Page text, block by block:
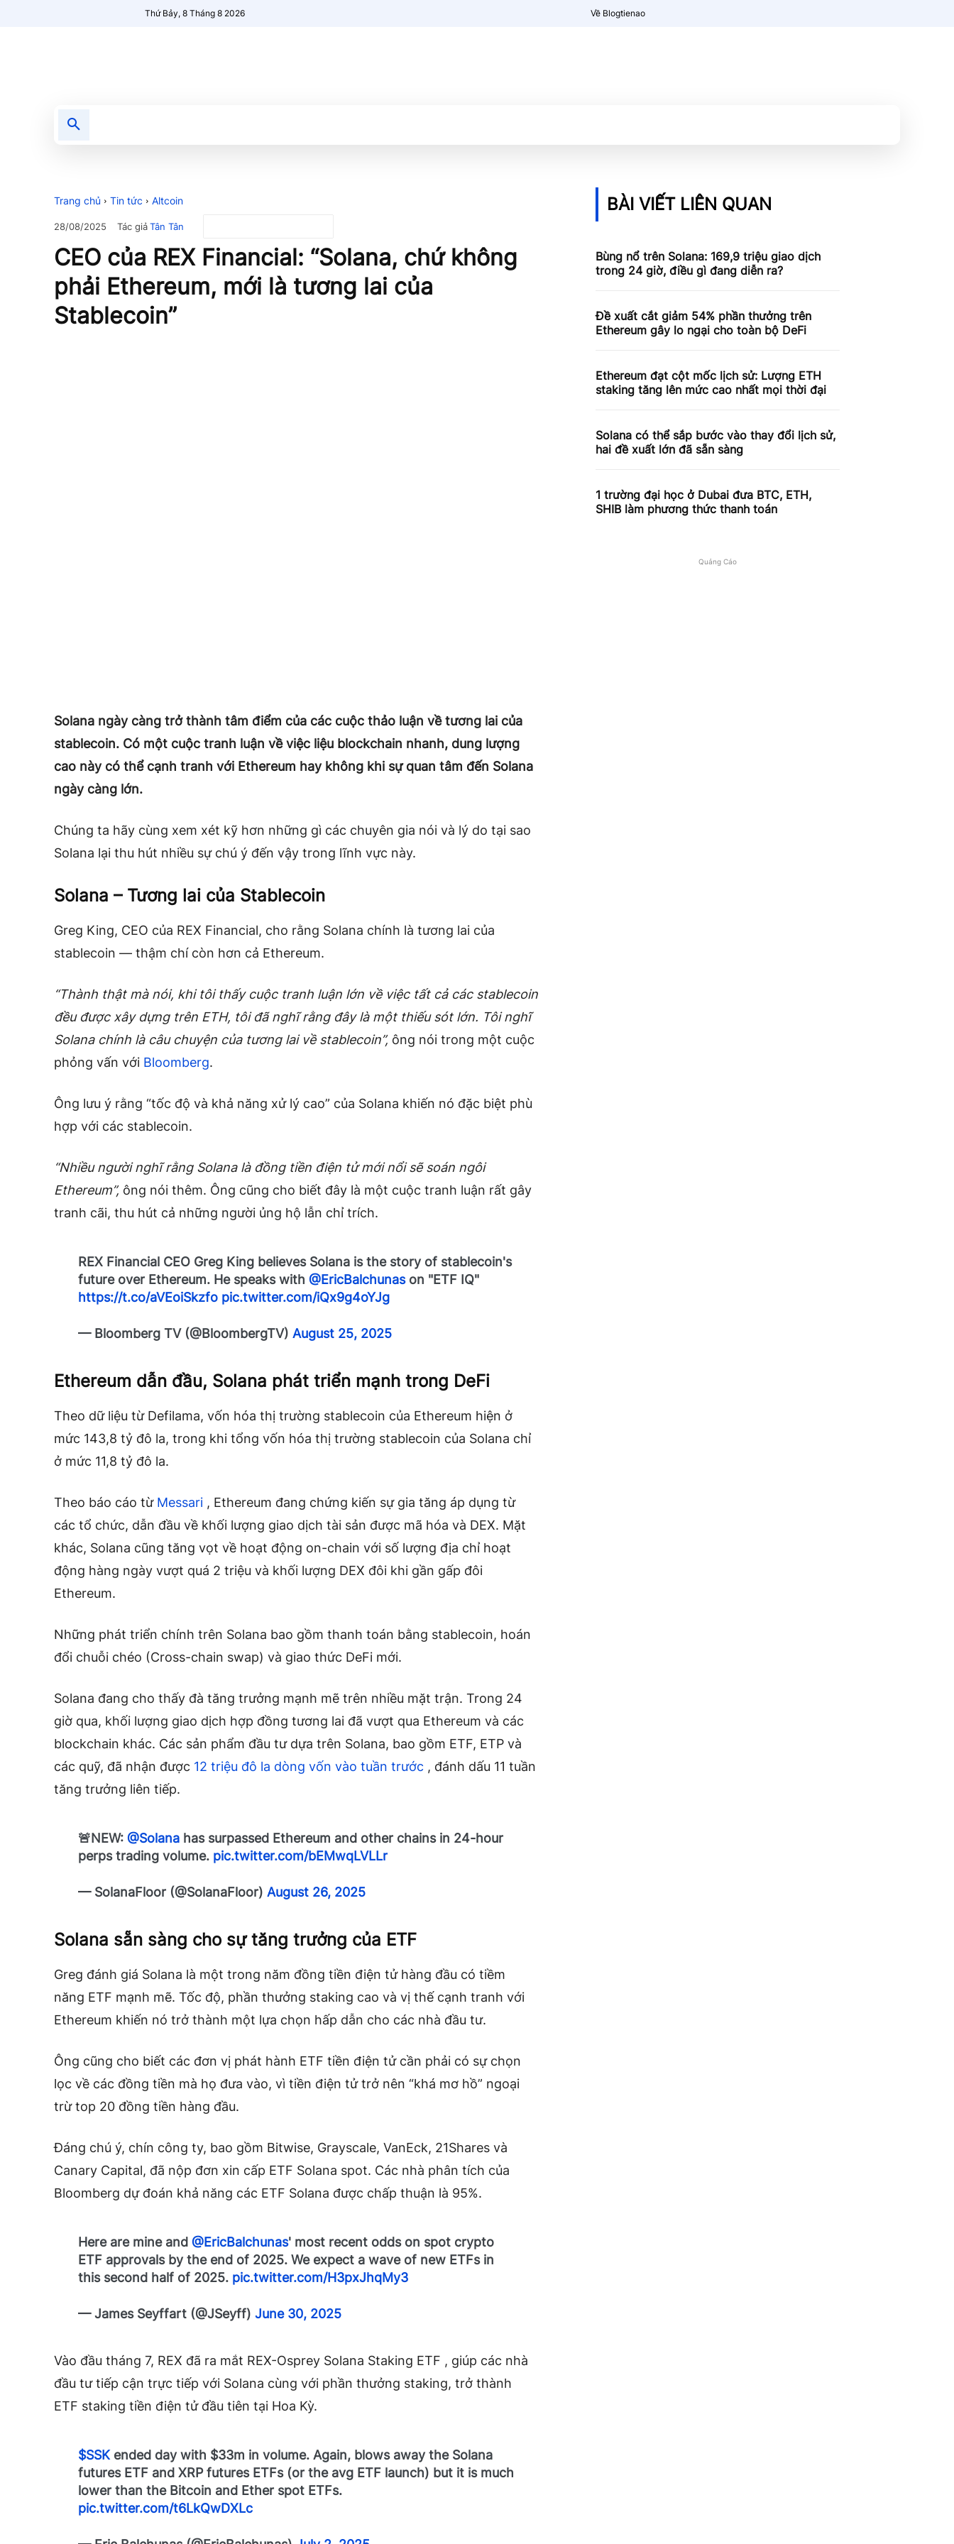
Thứ Bảy, 8 Tháng 8 2026 Về Blogtienao
Trang chủ Tin tức Altcoin
28/08/2025 Tác giảTân Tân
CEO của REX Financial: “Solana, chứ không
phải Ethereum, mới là tương lai của
Stablecoin”
Solana ngày càng trở thành tâm điểm của các cuộc thảo luận về tương lai của
stablecoin. Có một cuộc tranh luận về việc liệu blockchain nhanh, dung lượng
cao này có thể cạnh tranh với Ethereum hay không khi sự quan tâm đến Solana
ngày càng lớn.
Chúng ta hãy cùng xem xét kỹ hơn những gì các chuyên gia nói và lý do tại sao
Solana lại thu hút nhiều sự chú ý đến vậy trong lĩnh vực này.
Solana – Tương lai của Stablecoin
Greg King, CEO của REX Financial, cho rằng Solana chính là tương lai của
stablecoin — thậm chí còn hơn cả Ethereum.
“Thành thật mà nói, khi tôi thấy cuộc tranh luận lớn về việc tất cả các stablecoin
đều được xây dựng trên ETH, tôi đã nghĩ rằng đây là một thiếu sót lớn. Tôi nghĩ
Solana chính là câu chuyện của tương lai về stablecoin”, ông nói trong một cuộc
phỏng vấn với Bloomberg.
Ông lưu ý rằng “tốc độ và khả năng xử lý cao” của Solana khiến nó đặc biệt phù
hợp với các stablecoin.
“Nhiều người nghĩ rằng Solana là đồng tiền điện tử mới nổi sẽ soán ngôi
Ethereum”, ông nói thêm. Ông cũng cho biết đây là một cuộc tranh luận rất gây
tranh cãi, thu hút cả những người ủng hộ lẫn chỉ trích.
REX Financial CEO Greg King believes Solana is the story of stablecoin's
future over Ethereum. He speaks with @EricBalchunason "ETF IQ"
https://t.co/aVEoiSkzfo pic.twitter.com/iQx9g4oYJg
— Bloomberg TV (@BloombergTV)August 25, 2025
Ethereum dẫn đầu, Solana phát triển mạnh trong DeFi
Theo dữ liệu từ Defilama, vốn hóa thị trường stablecoin của Ethereum hiện ở
mức 143,8 tỷ đô la, trong khi tổng vốn hóa thị trường stablecoin của Solana chỉ
ở mức 11,8 tỷ đô la.
Theo báo cáo từ Messari , Ethereum đang chứng kiến ​​sự gia tăng áp dụng từ
các tổ chức, dẫn đầu về khối lượng giao dịch tài sản được mã hóa và DEX. Mặt
khác, Solana cũng tăng vọt về hoạt động on-chain với số lượng địa chỉ hoạt
động hàng ngày vượt quá 2 triệu và khối lượng DEX đôi khi gần gấp đôi
Ethereum.
Những phát triển chính trên Solana bao gồm thanh toán bằng stablecoin, hoán
đổi chuỗi chéo (Cross-chain swap) và giao thức DeFi mới.
Solana đang cho thấy đà tăng trưởng mạnh mẽ trên nhiều mặt trận. Trong 24
giờ qua, khối lượng giao dịch hợp đồng tương lai đã vượt qua Ethereum và các
blockchain khác. Các sản phẩm đầu tư dựa trên Solana, bao gồm ETF, ETP và
các quỹ, đã nhận được 12 triệu đô la dòng vốn vào tuần trước , đánh dấu 11 tuần
tăng trưởng liên tiếp.
🚨NEW: @Solana has surpassed Ethereum and other chains in 24-hour
perps trading volume. pic.twitter.com/bEMwqLVLLr
— SolanaFloor (@SolanaFloor)August 26, 2025
Solana sẵn sàng cho sự tăng trưởng của ETF
Greg đánh giá Solana là một trong năm đồng tiền điện tử hàng đầu có tiềm
năng ETF mạnh mẽ. Tốc độ, phần thưởng staking cao và vị thế cạnh tranh với
Ethereum khiến nó trở thành một lựa chọn hấp dẫn cho các nhà đầu tư.
Ông cũng cho biết các đơn vị phát hành ETF tiền điện tử cần phải có sự chọn
lọc về các đồng tiền mà họ đưa vào, vì tiền điện tử trở nên “khá mơ hồ” ngoại
trừ top 20 đồng tiền hàng đầu.
Đáng chú ý, chín công ty, bao gồm Bitwise, Grayscale, VanEck, 21Shares và
Canary Capital, đã nộp đơn xin cấp ETF Solana spot. Các nhà phân tích của
Bloomberg dự đoán khả năng các ETF Solana được chấp thuận là 95%.
Here are mine and @EricBalchunas' most recent odds on spot crypto
ETF approvals by the end of 2025. We expect a wave of new ETFs in
this second half of 2025. pic.twitter.com/H3pxJhqMy3
— James Seyffart (@JSeyff)June 30, 2025
Vào đầu tháng 7, REX đã ra mắt REX-Osprey Solana Staking ETF , giúp các nhà
đầu tư tiếp cận trực tiếp với Solana cùng với phần thưởng staking, trở thành
ETF staking tiền điện tử đầu tiên tại Hoa Kỳ.
$SSKended day with $33m in volume. Again, blows away the Solana
futures ETF and XRP futures ETFs (or the avg ETF launch) but it is much
lower than the Bitcoin and Ether spot ETFs.
pic.twitter.com/t6LkQwDXLc
BÀI VIẾT LIÊN QUAN
Bùng nổ trên Solana: 169,9 triệu giao dịch
trong 24 giờ, điều gì đang diễn ra?
Đề xuất cắt giảm 54% phần thưởng trên
Ethereum gây lo ngại cho toàn bộ DeFi
Ethereum đạt cột mốc lịch sử: Lượng ETH
staking tăng lên mức cao nhất mọi thời đại
Solana có thể sắp bước vào thay đổi lịch sử,
hai đề xuất lớn đã sẵn sàng
1 trường đại học ở Dubai đưa BTC, ETH,
SHIB làm phương thức thanh toán
Quảng Cáo